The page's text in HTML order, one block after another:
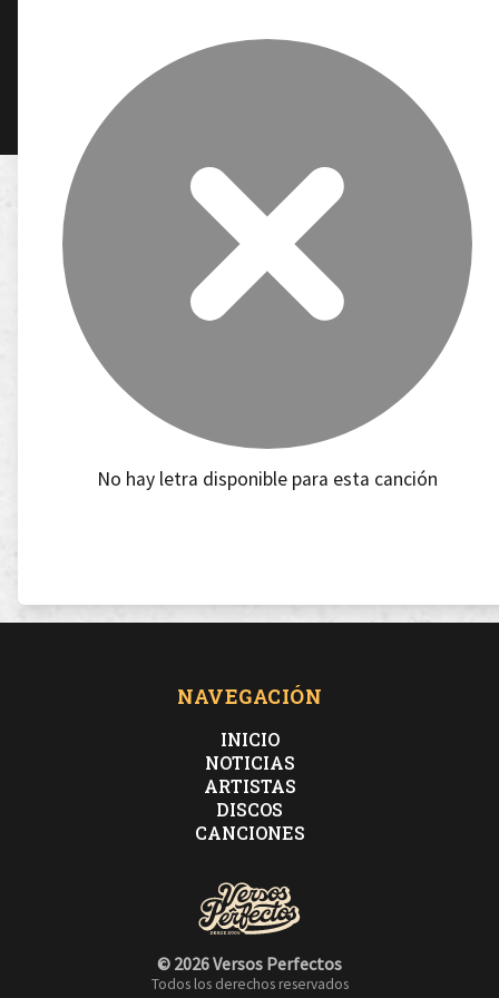
No hay letra disponible para esta canción
NAVEGACIÓN
INICIO
NOTICIAS
ARTISTAS
DISCOS
CANCIONES
© 2026 Versos Perfectos
Todos los derechos reservados